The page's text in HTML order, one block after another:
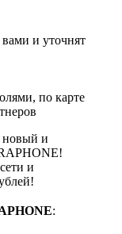
и уточнят
по карте
новый и
и
: